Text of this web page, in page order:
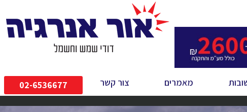
מאמרים צור קשר 02-6536677